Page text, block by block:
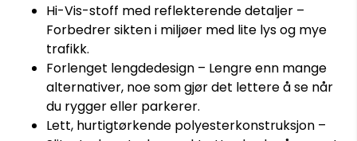
Hi-Vis-stoff med reflekterende detaljer –
Forbedrer sikten i miljøer med lite lys og mye
trafikk.
Forlenget lengdedesign – Lengre enn mange
alternativer, noe som gjør det lettere å se når
du rygger eller parkerer.
Lett, hurtigtørkende polyesterkonstruksjon –